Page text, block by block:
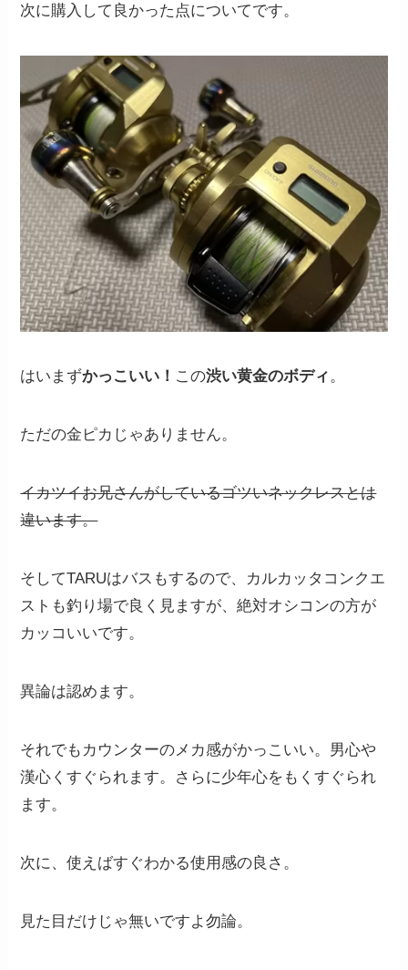
次に購入して良かった点についてです。
はいまずかっこいい！ この渋い黄金のボディ 。
ただの金ピカじゃありません。
イカツイお兄さんがしているゴツいネックレスとは
違います。
そしてTARUはバスもするので、カルカッタコンクエ
ストも釣り場で良く見ますが、絶対オシコンの方が
カッコいいです。
異論は認めます。
それでもカウンターのメカ感がかっこいい。男心や
漢心くすぐられます。さらに少年心をもくすぐられ
ます。
次に、使えばすぐわかる使用感の良さ。
見た目だけじゃ無いですよ勿論。